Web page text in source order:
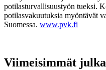
potilasturvallisuustyön tueksi.
potilasvakuutuksia myöntävät
Suomessa. www.pvk.fi
Viimeisimmät